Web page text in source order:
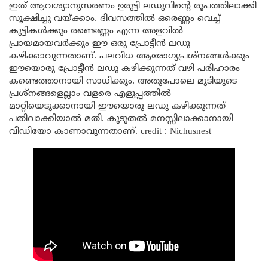
ഇത് ആവശ്യാനുസരണം ഉരുട്ടി ലഡുവിന്റെ രൂപത്തിലാക്കി
സൂക്ഷിച്ചു വയ്ക്കാം. ദിവസത്തിൽ ഒരെണ്ണം വെച്ച്
കുട്ടികൾക്കും രണ്ടെണ്ണം എന്ന അളവിൽ
പ്രായമായവർക്കും ഈ ഒരു പ്രോട്ടീൻ ലഡു
കഴിക്കാവുന്നതാണ്. പലവിധ ആരോഗ്യപ്രശ്നങ്ങൾക്കും
ഈയൊരു പ്രോട്ടീൻ ലഡു കഴിക്കുന്നത് വഴി പരിഹാരം
കണ്ടെത്താനായി സാധിക്കും. അതുപോലെ മുടിയുടെ
പ്രശ്നങ്ങളെല്ലാം വളരെ എളുപ്പത്തിൽ
മാറ്റിയെടുക്കാനായി ഈയൊരു ലഡു കഴിക്കുന്നത്
പതിവാക്കിയാൽ മതി. കൂടുതൽ മനസ്സിലാക്കാനായി
വീഡിയോ കാണാവുന്നതാണ്. credit : Nichusnest